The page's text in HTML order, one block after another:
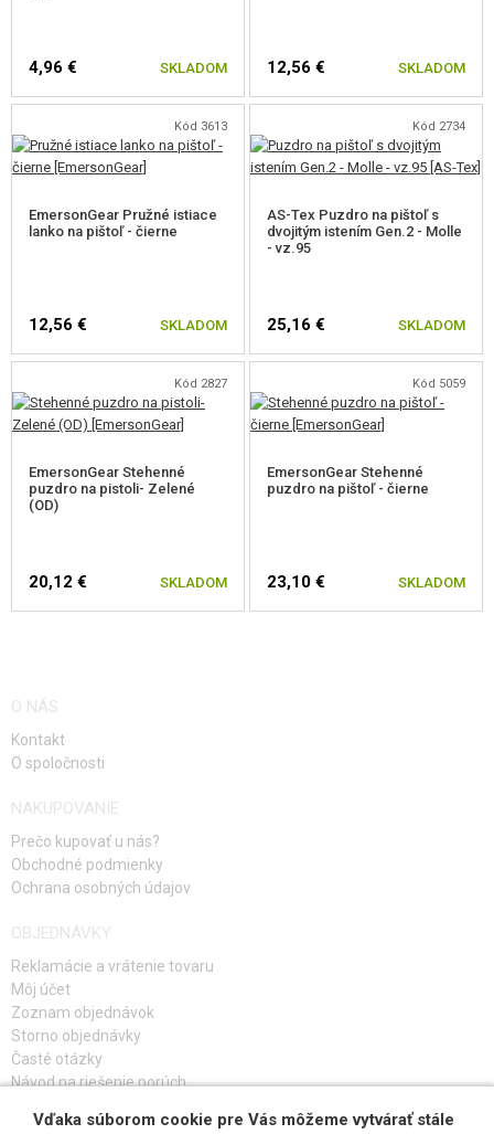
4,96 € SKLADOM 12,56 € SKLADOM
Kód 3613
EmersonGear Pružné istiace
lanko na pištoľ - čierne
12,56 € SKLADOM
Kód 2734
AS-Tex Puzdro na pištoľ s
dvojitým istením Gen.2 - Molle
- vz.95
25,16 € SKLADOM
Kód 2827
EmersonGear Stehenné
puzdro na pistoli- Zelené
(OD)
20,12 € SKLADOM
Kód 5059
EmersonGear Stehenné
puzdro na pištoľ - čierne
23,10 € SKLADOM
O NÁS
Kontakt
O spoločnosti
NAKUPOVANIE
Prečo kupovať u nás?
Obchodné podmienky
Ochrana osobných údajov
OBJEDNÁVKY
Reklamácie a vrátenie tovaru
Môj účet
Zoznam objednávok
Storno objednávky
Časté otázky
Návod na riešenie porúch
PRIHLÁS SA K ODBERU
Vďaka súborom cookie pre Vás môžeme vytvárať stále